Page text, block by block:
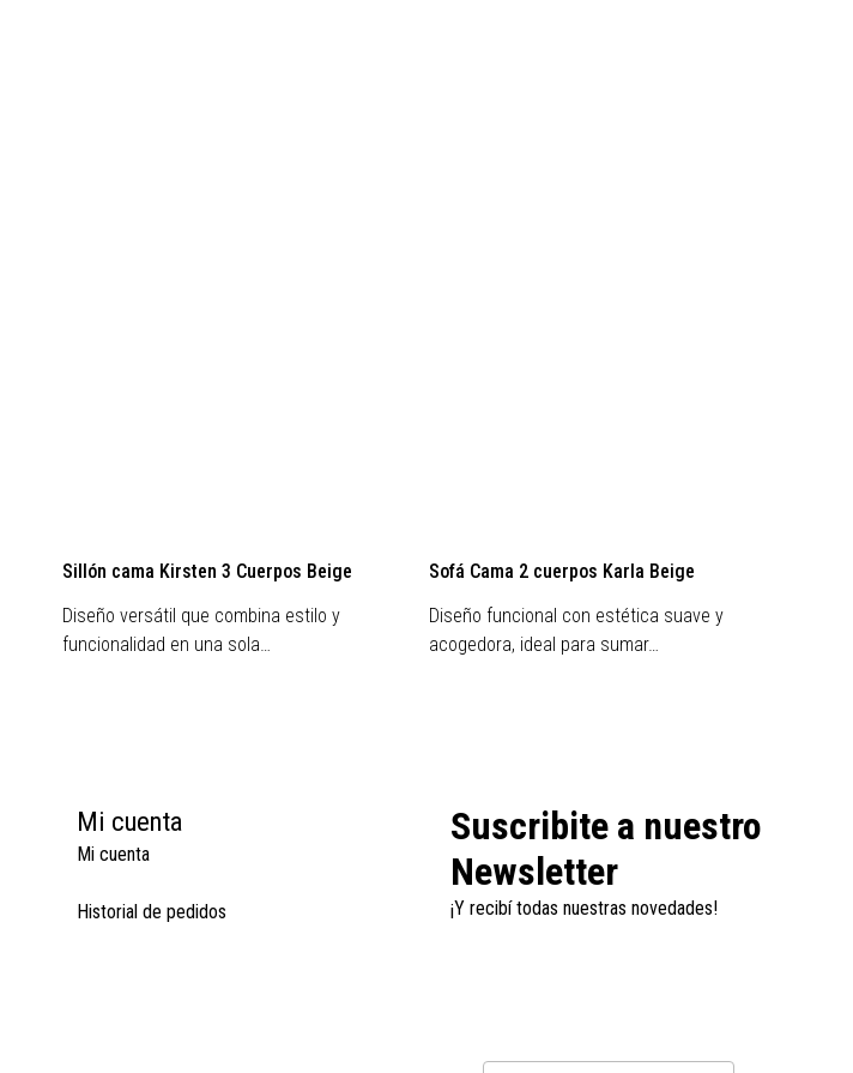
Sillón cama Kirsten 3 Cuerpos Beige
Diseño versátil que combina estilo y
funcionalidad en una sola…
Sofá Cama 2 cuerpos Karla Beige
Diseño funcional con estética suave y
acogedora, ideal para sumar…
Mi cuenta
Mi cuenta
Historial de pedidos
Suscribite a nuestro
Newsletter
¡Y recibí todas nuestras novedades!